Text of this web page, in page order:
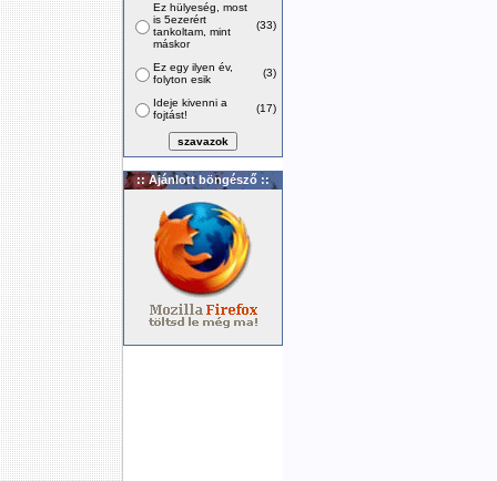
Ez hülyeség, most
is 5ezerért
tankoltam, mint
máskor
(33)
Ez egy ilyen év,
folyton esik
(3)
Ideje kivenni a
fojtást!
(17)
:: Ajánlott böngésző ::